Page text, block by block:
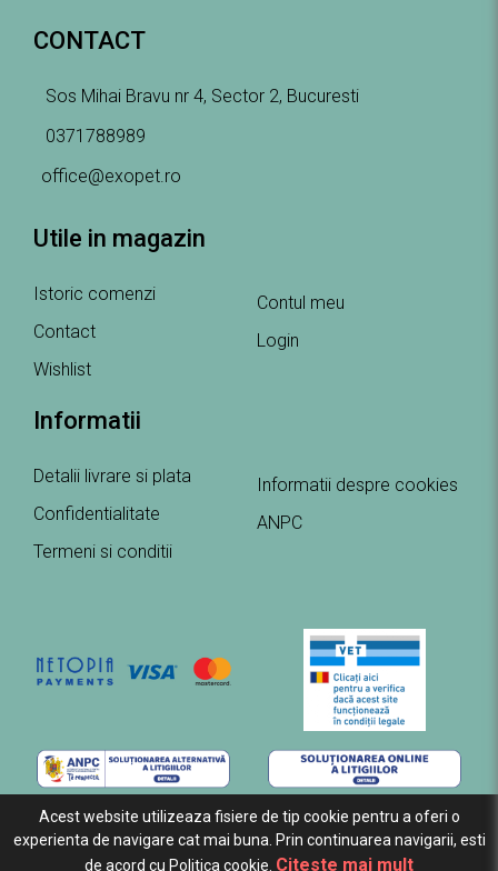
Acest website utilizeaza fisiere de tip cookie pentru a oferi o
experienta de navigare cat mai buna. Prin continuarea navigarii, esti
de acord cu Politica cookie. Citeste mai mult
CONTACT
Sos Mihai Bravu nr 4, Sector 2, Bucuresti
0371788989
office@exopet.ro
Utile in magazin
Istoric comenzi
Contact
Wishlist
Contul meu
Login
Informatii
Detalii livrare si plata
Confidentialitate
Termeni si conditii
Informatii despre cookies
ANPC